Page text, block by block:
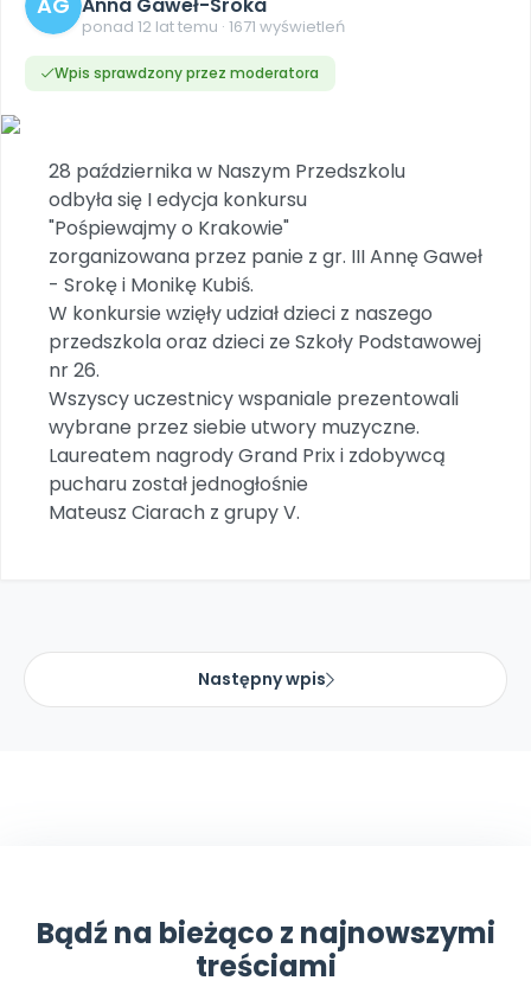
Scenariusze i artykuły
Pomoce dydaktyczne
Plany tygodniowe
Praca wychowawcza
Bliżejprzedszkolne zestawy
Zestawy do pobrania
POLECAMY
Wybierz prezent
Przy zamówieniu prenumeraty
Zaplanuj rok przedszkolny
Materiały na nowy rok
Archiwalne numery
Miesięczniki
Ebooki
Wszystko dla przedszkoli
Zamówienia hurtowe
NA SKRÓTY
Letnia wyprzedaż
Promocje w sklepie
Nowości
Zapowiedzi
Polecamy
Konferencje
Spotkania na dużą skalę
POLECAMY
Akademia Muzyki i Ruchu
Szkolenia muzyczne
INNE
Ebooki
Nasze interaktywne ebooki
Pakiet bliżej MAX
Poznajemy regiony
Sensosmyki
Patronat BLIŻEJ PRZEDSZKOLA
Nauka liter i głosek
Sprintem do maratonu
Ruch i motywacja
Bliżej Pieska
Pomoc zwierzętom
Książka (dla) Przedszkolaka
SOCIAL MEDIA
Facebook
Aktualności
TikTok
Zobacz nas na TikToku
YouTube
Filmy edukacyjne
ponad 12 lat temu · 1671 wyświetleń
Wpis sprawdzony przez moderatora
28 października w Naszym Przedszkolu
odbyła się I edycja konkursu
"Pośpiewajmy o Krakowie"
zorganizowana przez panie z gr. III Annę Gaweł
- Srokę i Monikę Kubiś.
W konkursie wzięły udział dzieci z naszego
przedszkola oraz dzieci ze Szkoły Podstawowej
nr 26.
Wszyscy uczestnicy wspaniale prezentowali
wybrane przez siebie utwory muzyczne.
Laureatem nagrody Grand Prix i zdobywcą
pucharu został jednogłośnie
Mateusz Ciarach z grupy V.
Następny wpis
Bądź na bieżąco z najnowszymi
treściami